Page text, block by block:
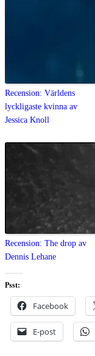
Recension: Världens
lyckligaste kvinna av
Jessica Knoll
Recension: The drop av
Dennis Lehane
Psst:
Facebook
E-post